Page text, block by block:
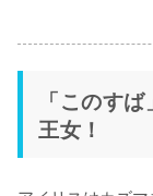
「このす
王女！